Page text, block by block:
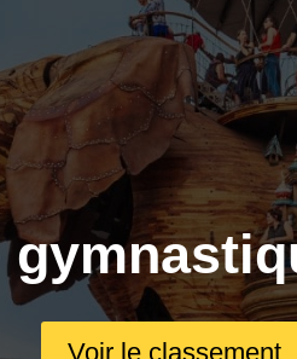
Voir le classement